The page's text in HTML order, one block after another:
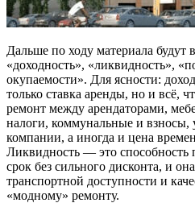
Дальше по ходу материала будут
«доходность», «ликвидность»,
окупаемости». Для ясности:
только ставка аренды, но и всё,
ремонт между арендаторами,
налоги, коммунальные и взносы,
компании, а иногда и цена
Ликвидность — это способность
срок без сильного дисконта, и
транспортной доступности и
«модному» ремонту.